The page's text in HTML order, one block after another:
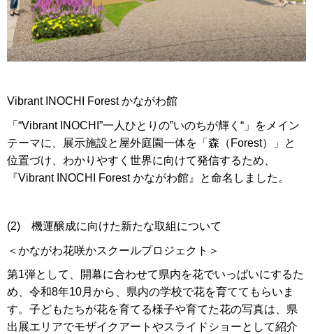
Vibrant INOCHI Forest かながわ館
「“Vibrant INOCHI”一人ひとりの”いのちが輝く“」をメイン
テーマに、展示施設と屋外庭園一体を「森（Forest）」と
位置づけ、わかりやすく世界に向けて発信するため、
『Vibrant INOCHI Forest かながわ館』と命名しました。
(2) 機運醸成に向けた新たな取組について
＜かながわ花咲かスクールプロジェクト＞
第1弾として、開幕に合わせて県内を花でいっぱいにするた
め、令和8年10月から、県内の学校で花を育ててもらいま
す。子どもたちが花を育てる様子や育てた花の写真は、県
出展エリアでモザイクアートやスライドショーとして紹介